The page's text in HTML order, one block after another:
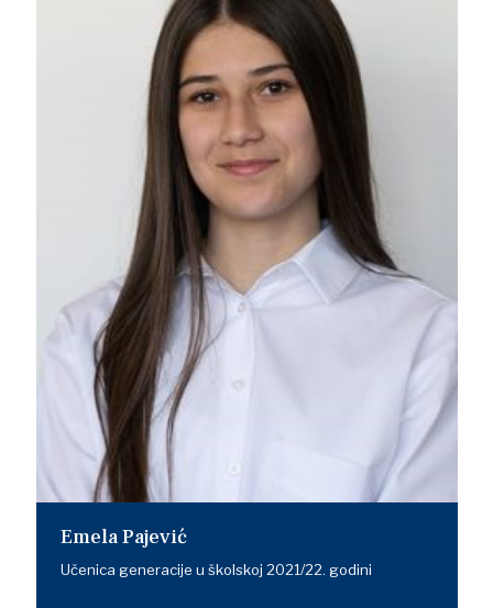
Emela Pajević
Učenica generacije u školskoj 2021/22. godini